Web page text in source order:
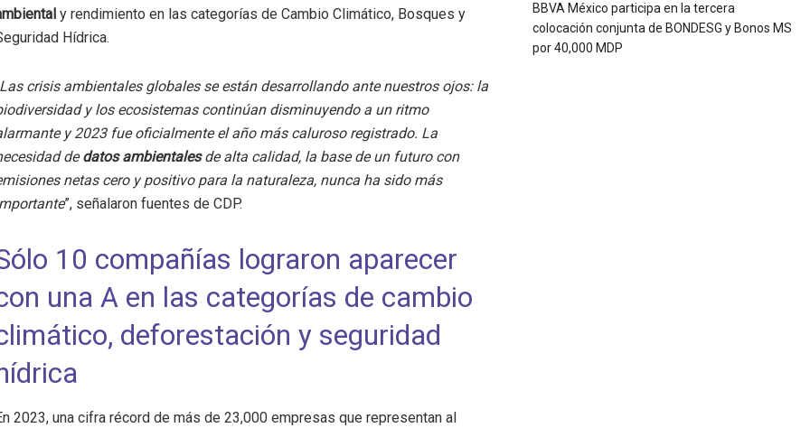
y rendimiento en las categorías de Cambio Climático, Bosques y
Hídrica.
Las crisis ambientales globales se están desarrollando ante nuestros ojos: la
y los ecosistemas continúan disminuyendo a un ritmo
y 2023 fue oficialmente el año más caluroso registrado. La
dedatos ambientalesde alta calidad, la base de un futuro con
netas cero y positivo para la naturaleza, nunca ha sido más
”, señalaron fuentes de CDP.
10 compañías lograron aparecer
una A en las categorías de cambio
deforestación y seguridad
2023, una cifra récord de más de 23,000 empresas que representan al
BBVA México participa en la tercera
colocación conjunta de BONDESG y Bonos MS
por 40,000 MDP